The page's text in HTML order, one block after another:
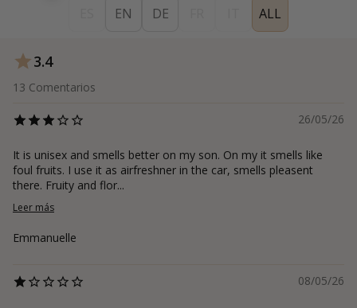
EN DE ALL
3.4
13 Comentarios
26/05/26
It is unisex and smells better on my son. On my it smells like
foul fruits. I use it as airfreshner in the car, smells pleasent
there. Fruity and flor...
Leer más
Emmanuelle
08/05/26